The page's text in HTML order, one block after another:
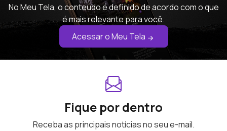
No Meu Tela, o conteúdo é definido de acordo com o que
é mais relevante para você.
Acessar o Meu Tela
Fique por dentro
Receba as principais notícias no seu e-mail.